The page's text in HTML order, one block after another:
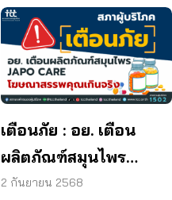
ยีสต์ และรา เกิน
มาตรฐานกำหนด ใน
ผลิตภัณฑ์ย้อมผม
เตือนภัย : อย. เตือน
ผลิตภัณฑ์สมุนไพร
JAPO CARE โฆษณา
2 กันยายน 2568